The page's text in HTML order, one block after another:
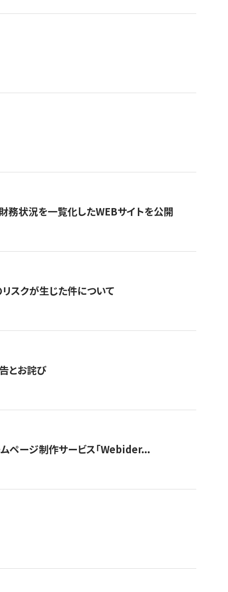
務状況を一覧化したWEBサイトを公開
スクが生じた件について
とお詫び
ムページ制作サービス「Webider...